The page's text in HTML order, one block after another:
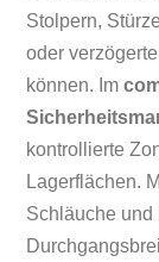
Stolpern,
oder
können. Im
kontrollierte
Lagerflächen.
Schläuche und